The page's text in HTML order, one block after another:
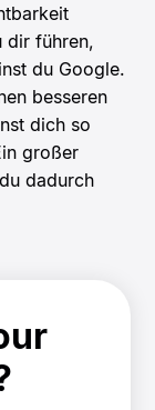
dir führen,
du Google.
besseren
dich so
großer
dadurch